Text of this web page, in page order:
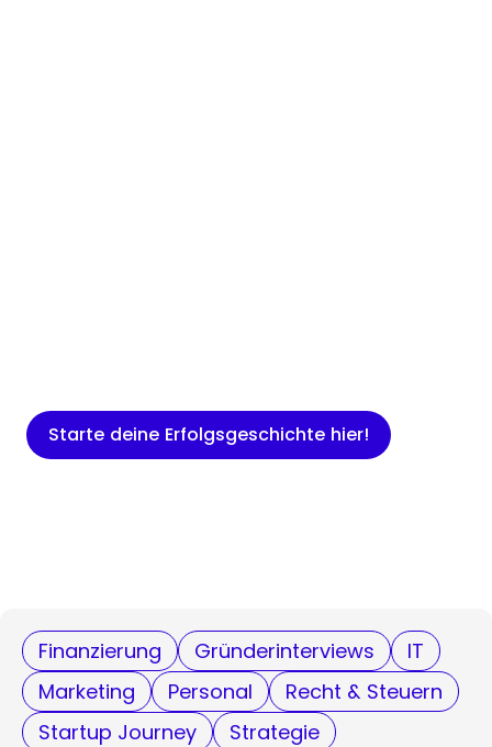
Starte deine Erfolgsgeschichte hier!
Finanzierung Gründerinterviews
IT
Marketing
Personal
Recht & Steuern
Startup Journey
Strategie